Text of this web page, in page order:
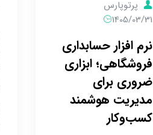
پرتوپارس
1405/03/31
نرم افزار حسابداری
فروشگاهی؛ ابزاری
ضروری برای
مدیریت هوشمند
کسب‌وکار